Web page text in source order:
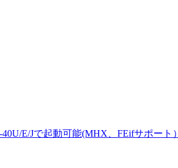
E/Jで起動可能(MHX、FEifサポート）